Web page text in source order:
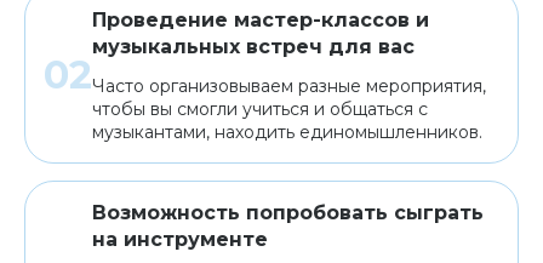
Проведение мастер-классов и
музыкальных встреч для вас
Часто организовываем разные мероприятия,
чтобы вы смогли учиться и общаться с
музыкантами, находить единомышленников.
Возможность попробовать сыграть
на инструменте